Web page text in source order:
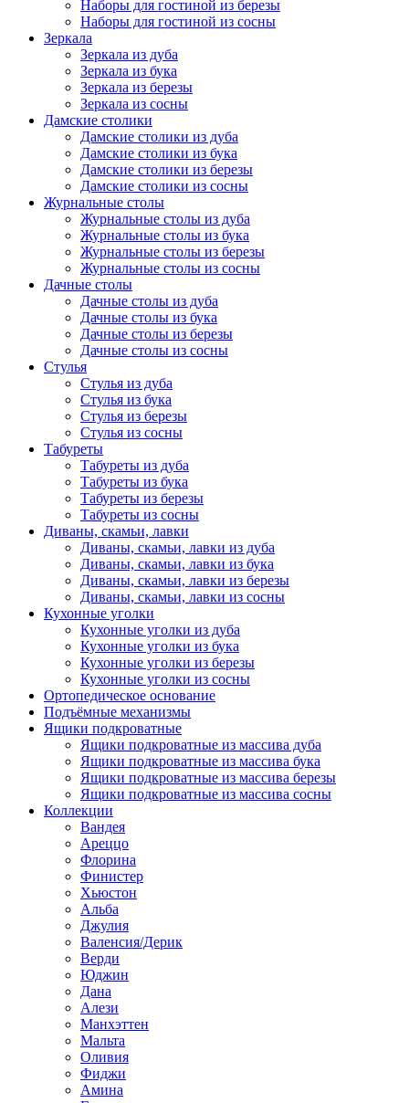
Наборы для гостиной из березы
Наборы для гостиной из сосны
Зеркала
Зеркала из дуба
Зеркала из бука
Зеркала из березы
Зеркала из сосны
Дамские столики
Дамские столики из дуба
Дамские столики из бука
Дамские столики из березы
Дамские столики из сосны
Журнальные столы
Журнальные столы из дуба
Журнальные столы из бука
Журнальные столы из березы
Журнальные столы из сосны
Дачные столы
Дачные столы из дуба
Дачные столы из бука
Дачные столы из березы
Дачные столы из сосны
Стулья
Стулья из дуба
Стулья из бука
Стулья из березы
Стулья из сосны
Табуреты
Табуреты из дуба
Табуреты из бука
Табуреты из березы
Табуреты из сосны
Диваны, скамьи, лавки
Диваны, скамьи, лавки из дуба
Диваны, скамьи, лавки из бука
Диваны, скамьи, лавки из березы
Диваны, скамьи, лавки из сосны
Кухонные уголки
Кухонные уголки из дуба
Кухонные уголки из бука
Кухонные уголки из березы
Кухонные уголки из сосны
Ортопедическое основание
Подъёмные механизмы
Ящики подкроватные
Ящики подкроватные из массива дуба
Ящики подкроватные из массива бука
Ящики подкроватные из массива березы
Ящики подкроватные из массива сосны
Коллекции
Вандея
Ареццо
Флорина
Финистер
Хьюстон
Альба
Джулия
Валенсия/Дерик
Верди
Юджин
Дана
Алези
Манхэттен
Мальта
Оливия
Фиджи
Амина